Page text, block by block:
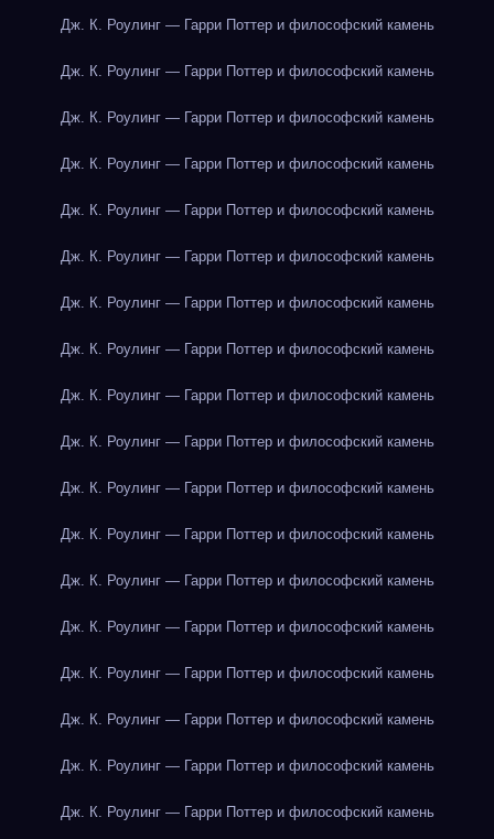
Дж. К. Роулинг — Гарри Поттер и философский камень
Дж. К. Роулинг — Гарри Поттер и философский камень
Дж. К. Роулинг — Гарри Поттер и философский камень
Дж. К. Роулинг — Гарри Поттер и философский камень
Дж. К. Роулинг — Гарри Поттер и философский камень
Дж. К. Роулинг — Гарри Поттер и философский камень
Дж. К. Роулинг — Гарри Поттер и философский камень
Дж. К. Роулинг — Гарри Поттер и философский камень
Дж. К. Роулинг — Гарри Поттер и философский камень
Дж. К. Роулинг — Гарри Поттер и философский камень
Дж. К. Роулинг — Гарри Поттер и философский камень
Дж. К. Роулинг — Гарри Поттер и философский камень
Дж. К. Роулинг — Гарри Поттер и философский камень
Дж. К. Роулинг — Гарри Поттер и философский камень
Дж. К. Роулинг — Гарри Поттер и философский камень
Дж. К. Роулинг — Гарри Поттер и философский камень
Дж. К. Роулинг — Гарри Поттер и философский камень
Дж. К. Роулинг — Гарри Поттер и философский камень